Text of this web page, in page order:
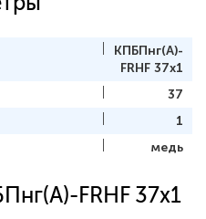
КПБПнг(A)-
FRHF 37х1
37
1
медь
FRHF 37х1